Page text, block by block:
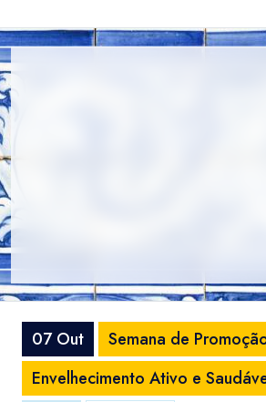
07 Out
Semana de
Envelhecimento Ativo e